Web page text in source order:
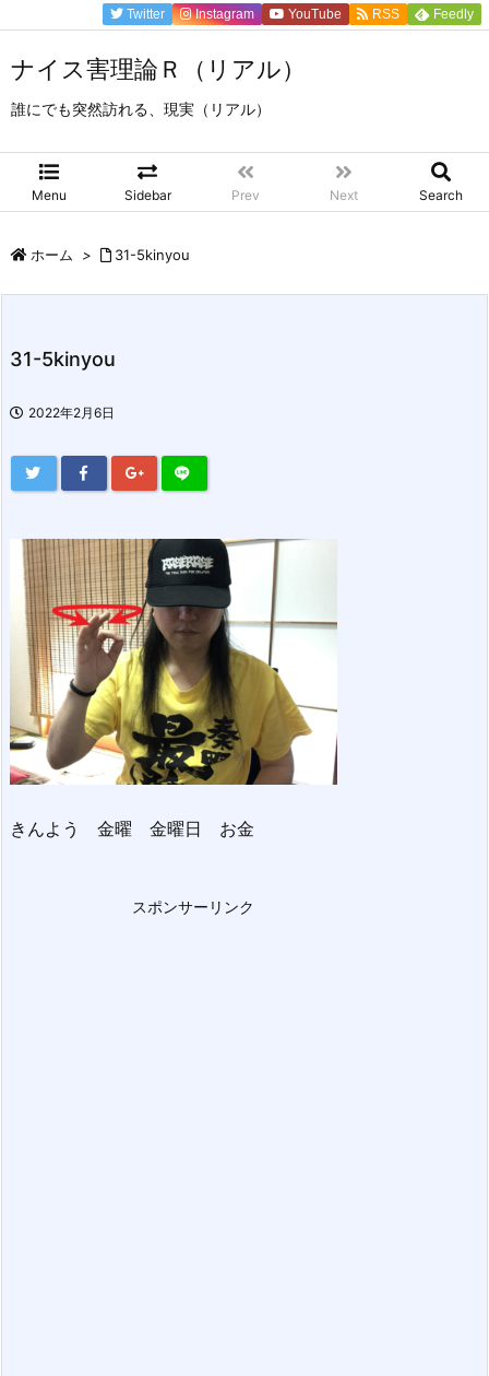
ナイス害理論Ｒ（リアル）
誰にでも突然訪れる、現実（リアル）
Menu Sidebar Prev Next Search
Twitter Instagram YouTube RSS Feedly
ホーム > 31-5kinyou
31-5kinyou
2022年2月6日
きんよう 金曜 金曜日 お金
スポンサーリンク